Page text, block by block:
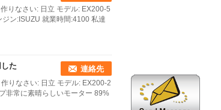
りなさい: 日立 モデル: EX200-5
ン:ISUZU 就業時間:4100 私達
た 連絡先
りなさい: 日立 モデル: EX200-2
非常に素晴らしいモーター 89%